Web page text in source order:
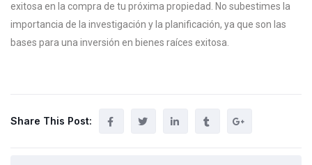
exitosa en la compra de tu próxima propiedad. No subestimes la
importancia de la investigación y la planificación, ya que son las
bases para una inversión en bienes raíces exitosa.
Share This Post: